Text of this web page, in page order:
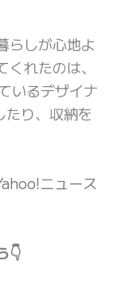
らしが心地よ
れたのは、
いるデザイナ
り、収納を
ニュース
👇